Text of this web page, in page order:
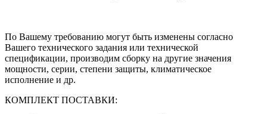
По Вашему требованию могут быть изменены согласно
Вашего технического задания или технической
спецификации, производим сборку на другие значения
мощности, серии, степени защиты, климатическое
исполнение и др.
КОМПЛЕКТ ПОСТАВКИ: